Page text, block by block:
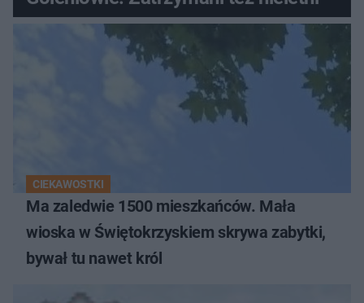
CIEKAWOSTKI
Ma zaledwie 1500 mieszkańców. Mała
wioska w Świętokrzyskiem skrywa zabytki,
bywał tu nawet król